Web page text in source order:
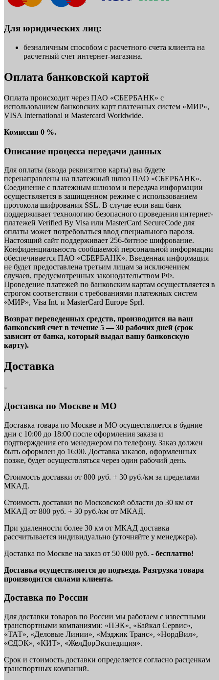
Для юридических лиц:
безналичным способом с расчетного счета клиента на
расчетный счет интернет-магазина.
Оплата банковской картой
Оплата происходит через ПАО «СБЕРБАНК» с
использованием банковских карт платежных систем «МИР»,
VISA International и Mastercard Worldwide.
Комиссия 0 %.
Описание процесса передачи данных
Для оплаты (ввода реквизитов карты) вы будете
перенаправлены на платежный шлюз ПАО «СБЕРБАНК».
Соединение с платежным шлюзом и передача информации
осуществляется в защищенном режиме с использованием
протокола шифрования SSL. В случае если ваш банк
поддерживает технологию безопасного проведения интернет-
платежей Verified By Visa или MasterCard SecureCode для
оплаты может потребоваться ввод специального пароля.
Настоящий сайт поддерживает 256-битное шифрование.
Конфиденциальность сообщаемой персональной информации
обеспечивается ПАО «СБЕРБАНК». Введенная информация
не будет предоставлена третьим лицам за исключением
случаев, предусмотренных законодательством РФ.
Проведение платежей по банковским картам осуществляется в
строгом соответствии с требованиями платежных систем
«МИР», Visa Int. и MasterCard Europe Sprl.
Возврат переведенных средств, производится на ваш
банковский счет в течение 5 — 30 рабочих дней (срок
зависит от банка, который выдал вашу банковскую
карту).
Доставка
Доставка по Москве и МО
Доставка товара по Москве и МО осуществляется в будние
дни с 10:00 до 18:00 после оформления заказа и
подтверждения его менеджером по телефону. Заказ должен
быть оформлен до 16:00. Доставка заказов, оформленных
позже, будет осуществляться через один рабочий день.
Стоимость доставки от 800 руб. + 30 руб./км за пределами
МКАД.
Стоимость доставки по Московской области до 30 км от
МКАД от 800 руб. + 30 руб./км от МКАД.
При удаленности более 30 км от МКАД доставка
рассчитывается индивидуально (уточняйте у менеджера).
Доставка по Москве на заказ от 50 000 руб. - бесплатно!
Доставка осуществляется до подъезда. Разгрузка товара
производится силами клиента.
Доставка по России
Для доставки товаров по России мы работаем с известными
транспортными компаниями: «ПЭК», «Байкал Сервис»,
«ТАТ», «Деловые Линии», «Мэджик Транс», «НордВил»,
«СДЭК», «КИТ», «ЖелДорЭкспедиция».
Срок и стоимость доставки определяется согласно расценкам
транспортных компаний.